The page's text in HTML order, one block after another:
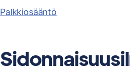
Palkkiosääntö